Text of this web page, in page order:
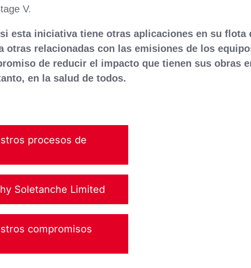
V.
esta iniciativa tiene otras aplicaciones en su flota
otras relacionadas con las emisiones de los
de reducir el impacto que tienen sus obras
en la salud de todos.
procesos de
Soletanche Limited
compromisos